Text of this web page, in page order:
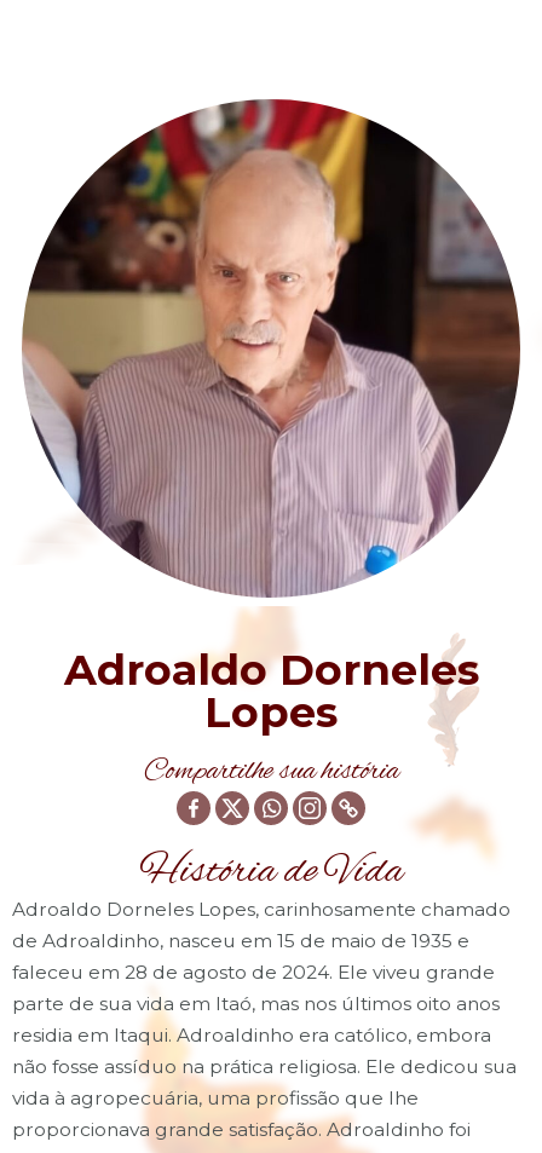
Adroaldo Dorneles
Lopes
Compartilhe sua história
História de Vida
Adroaldo Dorneles Lopes, carinhosamente chamado
de Adroaldinho, nasceu em 15 de maio de 1935 e
faleceu em 28 de agosto de 2024. Ele viveu grande
parte de sua vida em Itaó, mas nos últimos oito anos
residia em Itaqui. Adroaldinho era católico, embora
não fosse assíduo na prática religiosa. Ele dedicou sua
vida à agropecuária, uma profissão que lhe
proporcionava grande satisfação. Adroaldinho foi